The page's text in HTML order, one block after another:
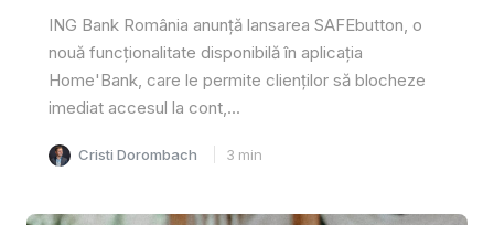
ING Bank România anunță lansarea SAFEbutton, o
nouă funcționalitate disponibilă în aplicația
Home'Bank, care le permite clienților să blocheze
imediat accesul la cont,...
Cristi Dorombach 3 min